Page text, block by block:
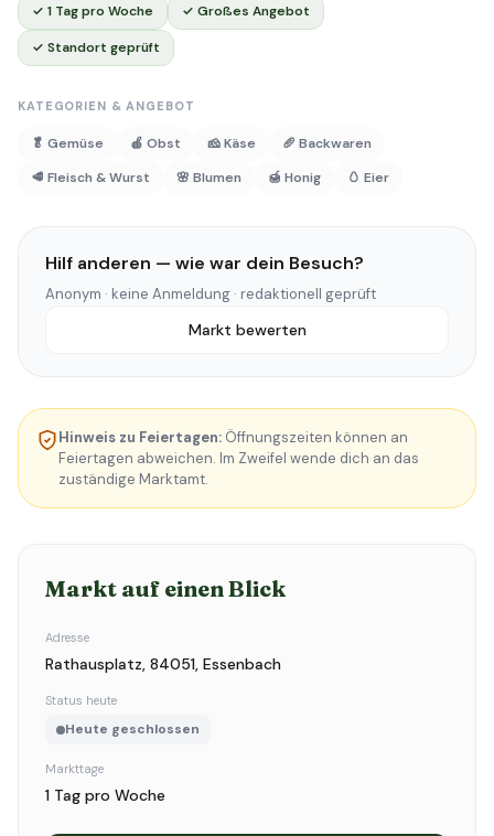
✓ 1 Tag pro Woche ✓ Großes Angebot
✓ Standort geprüft
KATEGORIEN & ANGEBOT
🥬 Gemüse 🍎 Obst 🧀 Käse
🥖 Backwaren
🥩 Fleisch & Wurst
🌸 Blumen 🍯 Honig 🥚 Eier
Hilf anderen — wie war dein Besuch?
Anonym · keine Anmeldung · redaktionell geprüft
Markt bewerten
Hinweis zu Feiertagen: Öffnungszeiten können an
Feiertagen abweichen. Im Zweifel wende dich an das
zuständige Marktamt.
Markt auf einen Blick
Adresse
Rathausplatz, 84051, Essenbach
Status heute
Heute geschlossen
Markttage
1 Tag pro Woche